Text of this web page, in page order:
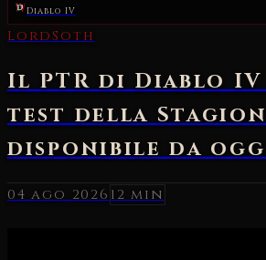
Diablo IV
04 ago 202612 min